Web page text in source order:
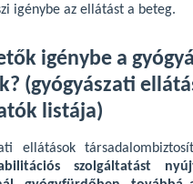
igénybe az ellátást a beteg.
igénybe a
(gyógyászati
listája)
ellátások
szolgáltatást